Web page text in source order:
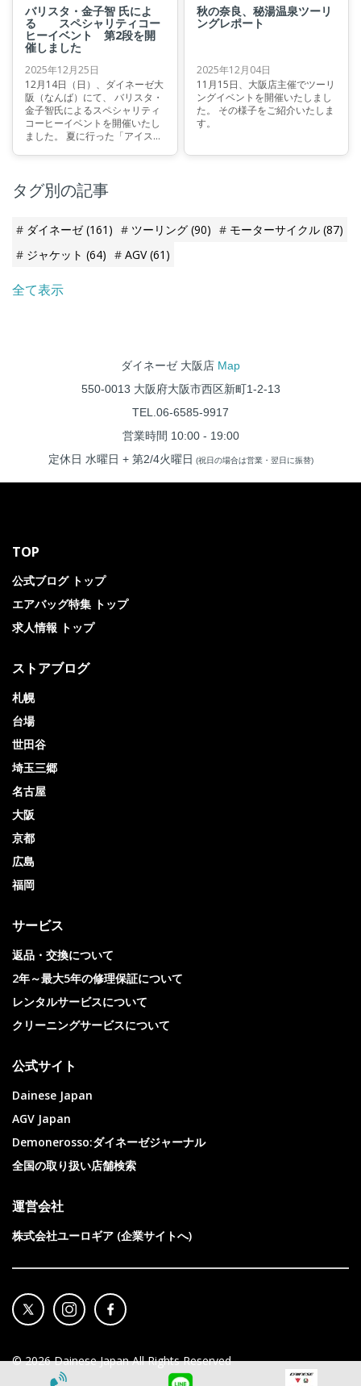
バリスタ・金子智 氏によ
る スペシャリティコー
ヒーイベント 第2段を開
催しました
2025年12月25日
12月14日（日）、ダイネーゼ大
阪（なんば）にて、 バリスタ・
金子智氏によるスペシャリティ
コーヒーイベントを開催いたし
ました。 夏に行った「アイスコ
深さを体感していただきまし
た。
秋の奈良、秘湯温泉ツーリ
ングレポート
2025年12月04日
11月15日、大阪店主催でツーリ
ングイベントを開催いたしまし
た。 その様子をご紹介いたしま
す。
タグ別の記事
ダイネーゼ(161) ツーリング (90) モーターサイクル (87)
ジャケット (64) AGV(61)
全て表示
ダイネーゼ 大阪店 Map
550-0013 大阪府大阪市西区新町1-2-13
TEL.06-6585-9917
営業時間 10:00 - 19:00
定休日 水曜日 + 第2/4火曜日 (祝日の場合は営業・翌日に振替)
TOP
公式ブログ トップ
エアバッグ特集 トップ
求人情報 トップ
ストアブログ
札幌
台場
世田谷
埼玉三郷
名古屋
大阪
京都
広島
福岡
サービス
返品・交換について
2年～最大5年の修理保証について
レンタルサービスについて
クリーニングサービスについて
公式サイト
Dainese Japan
AGV Japan
Demonerosso:ダイネーゼジャーナル
全国の取り扱い店舗検索
運営会社
株式会社ユーロギア (企業サイトへ)
©2026Dainese Japan All Rights Reserved